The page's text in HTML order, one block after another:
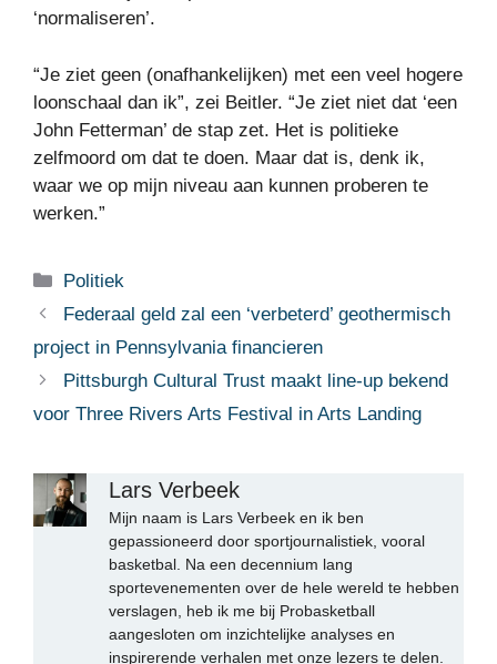
‘normaliseren’.
“Je ziet geen (onafhankelijken) met een veel hogere
loonschaal dan ik”, zei Beitler. “Je ziet niet dat ‘een
John Fetterman’ de stap zet. Het is politieke
zelfmoord om dat te doen. Maar dat is, denk ik,
waar we op mijn niveau aan kunnen proberen te
werken.”
Categorieën
Politiek
Federaal geld zal een ‘verbeterd’ geothermisch
project in Pennsylvania financieren
Pittsburgh Cultural Trust maakt line-up bekend
voor Three Rivers Arts Festival in Arts Landing
Lars Verbeek
Mijn naam is Lars Verbeek en ik ben
gepassioneerd door sportjournalistiek, vooral
basketbal. Na een decennium lang
sportevenementen over de hele wereld te hebben
verslagen, heb ik me bij Probasketball
aangesloten om inzichtelijke analyses en
inspirerende verhalen met onze lezers te delen.